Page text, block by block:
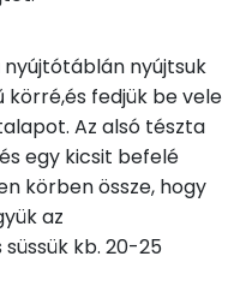
3 mg
50 mg
nyújtsuk
fedjük be vele
Az alsó tészta
egy kicsit befelé
körben össze, hogy
az
kb. 20-25